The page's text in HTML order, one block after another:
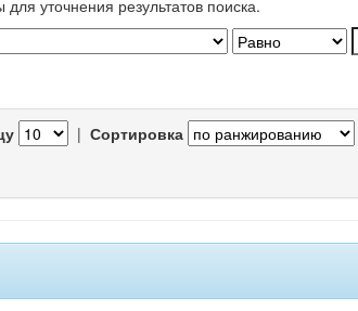
уточнения результатов поиска.
| Сортировка